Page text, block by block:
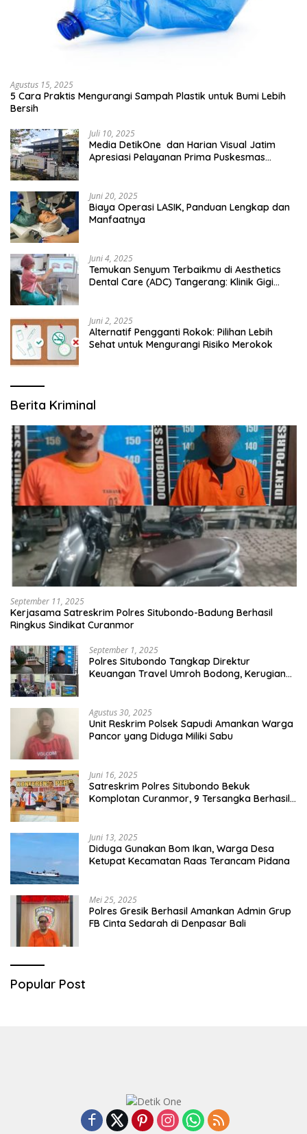
Agustus 15, 2025
5 Cara Praktis Mengurangi Sampah Plastik untuk Bumi Lebih
Bersih
Juli 10, 2025
Media DetikOne dan Harian Visual Jatim
Apresiasi Pelayanan Prima Puskesmas
Juni 20, 2025
Biaya Operasi LASIK, Panduan Lengkap dan
Manfaatnya
Juni 4, 2025
Temukan Senyum Terbaikmu di Aesthetics
Dental Care (ADC) Tangerang: Klinik Gigi
Juni 2, 2025
Alternatif Pengganti Rokok: Pilihan Lebih
Sehat untuk Mengurangi Risiko Merokok
Berita Kriminal
September 11, 2025
Kerjasama Satreskrim Polres Situbondo-Badung Berhasil
Ringkus Sindikat Curanmor
September 1, 2025
Polres Situbondo Tangkap Direktur
Keuangan Travel Umroh Bodong, Kerugian
Agustus 30, 2025
Unit Reskrim Polsek Sapudi Amankan Warga
Pancor yang Diduga Miliki Sabu
Juni 16, 2025
Satreskrim Polres Situbondo Bekuk
Komplotan Curanmor, 9 Tersangka Berhasil
Juni 13, 2025
Diduga Gunakan Bom Ikan, Warga Desa
Ketupat Kecamatan Raas Terancam Pidana
Mei 25, 2025
Polres Gresik Berhasil Amankan Admin Grup
FB Cinta Sedarah di Denpasar Bali
Popular Post